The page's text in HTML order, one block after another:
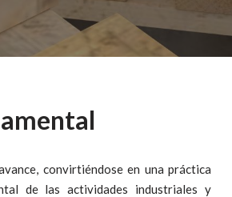
convirtiéndose en una práctica
de las actividades industriales y